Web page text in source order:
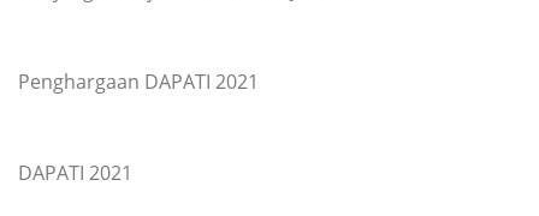
Penghargaan DAPATI 2021
DAPATI 2021